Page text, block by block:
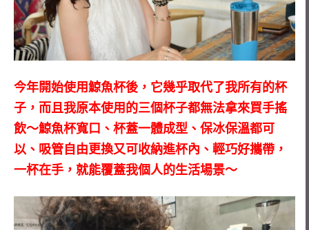
今年開始使用鯨魚杯後，它幾乎取代了我所有的杯
子，而且我原本使用的三個杯子都無法拿來買手搖
飲～鯨魚杯寬口、杯蓋一體成型、保冰保溫都可
以、吸管自由更換又可收納進杯內、輕巧好攜帶，
一杯在手，就能覆蓋我個人的生活場景～